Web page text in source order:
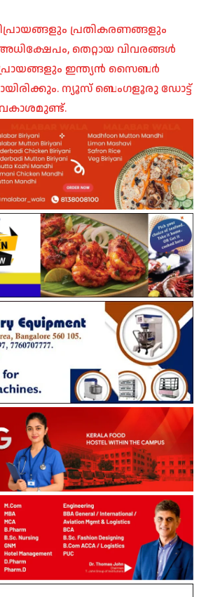
പ്രതികരണങ്ങളും
തെറ്റായ വിവരങ്ങൾ
ഇന്ത്യൻ സൈബർ
ന്യൂസ് ബെംഗളൂരു ഡോട്ട്